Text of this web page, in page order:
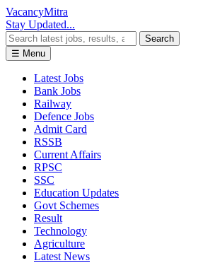
VacancyMitra
Stay Updated...
Search
☰ Menu
Latest Jobs
Bank Jobs
Railway
Defence Jobs
Admit Card
RSSB
Current Affairs
RPSC
SSC
Education Updates
Govt Schemes
Result
Technology
Agriculture
Latest News